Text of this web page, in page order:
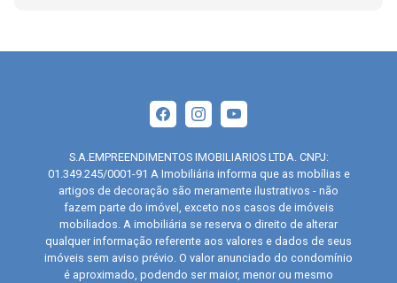
S.A.EMPREENDIMENTOS IMOBILIARIOS LTDA. CNPJ:
01.349.245/0001-91 A Imobiliária informa que as mobílias e
artigos de decoração são meramente ilustrativos - não
fazem parte do imóvel, exceto nos casos de imóveis
mobiliados. A imobiliária se reserva o direito de alterar
qualquer informação referente aos valores e dados de seus
imóveis sem aviso prévio. O valor anunciado do condomínio
é aproximado, podendo ser maior, menor ou mesmo